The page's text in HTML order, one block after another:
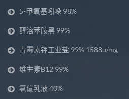
5-甲氧基吲哚 98%
醇溶苯胺黑 99%
青霉素钾工业盐 99% 1588u/mg
维生素B12 99%
氯偏乳液 40%